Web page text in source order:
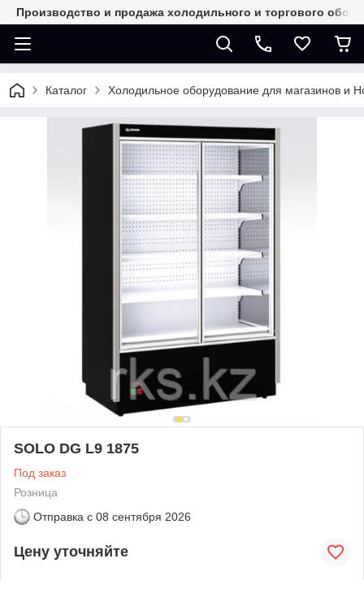
Производство и продажа холодильного и торгового
Каталог Холодильное оборудование для магазинов и
SOLO DG L9 1875
Под заказ
Розница
Отправка с 08 сентября 2026
Цену уточняйте